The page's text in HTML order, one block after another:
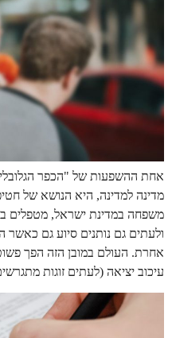
אחת ההשפעות של "הכפר
מדינה למדינה, היא הנושא של
משפחה במדינת ישראל, מטפלים
ולעתים גם נותנים סיוע גם
אחרת. העולם במובן הזה הפך
עיכוב יציאה (לעתים זוגות